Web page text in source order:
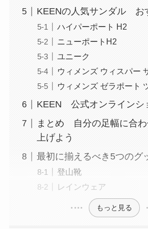
KEENの人気サンダル お
ハイパーポート H2
ニューポートH2
ユニーク
ウィメンズ ウィスパー
ウィメンズ ゼラポート
KEEN 公式オンラインシ
まとめ 自分の足幅に合わ
上げよう
最初に揃えるべき5つのグ
登山靴
レインウェア
もっと見る